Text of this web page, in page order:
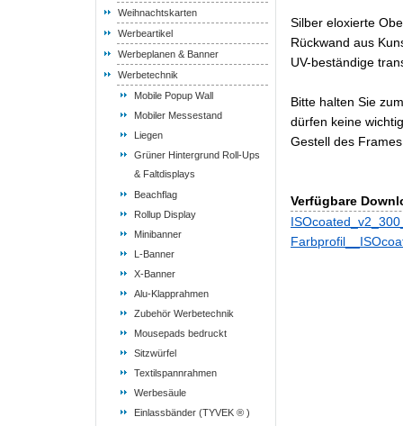
Weihnachtskarten
Werbeartikel
Werbeplanen & Banner
Werbetechnik
Mobile Popup Wall
Mobiler Messestand
Liegen
Grüner Hintergrund Roll-Ups
& Faltdisplays
Beachflag
Rollup Display
Minibanner
L-Banner
X-Banner
Alu-Klapprahmen
Zubehör Werbetechnik
Mousepads bedruckt
Sitzwürfel
Textilspannrahmen
Werbesäule
Einlassbänder (TYVEK ® )
Silber eloxierte
Rückwand aus
UV-beständige
Bitte halten Sie
dürfen keine
Gestell des
Verfügbare